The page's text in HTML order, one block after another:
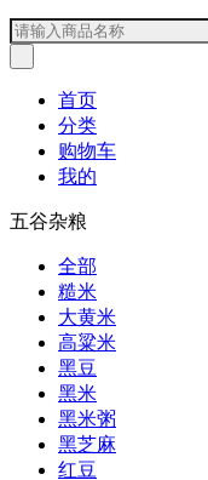
首页
分类
购物车
我的
五谷杂粮
全部
糙米
大黄米
高粱米
黑豆
黑米
黑米粥
黑芝麻
红豆